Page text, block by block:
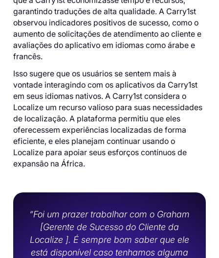
garantindo traduções de alta qualidade. A Carry1st
observou indicadores positivos de sucesso, como o
aumento de solicitações de atendimento ao cliente e
avaliações do aplicativo em idiomas como árabe e
francês.
Isso sugere que os usuários se sentem mais à
vontade interagindo com os aplicativos da Carry1st
em seus idiomas nativos. A Carry1st considera o
Localize um recurso valioso para suas necessidades
de localização. A plataforma permitiu que eles
oferecessem experiências localizadas de forma
eficiente, e eles planejam continuar usando o
Localize para apoiar seus esforços contínuos de
expansão na África.
“Foi um prazer trabalhar com o Graham
[Gerente de Sucesso do Cliente da
Localize ]. É sempre bom saber que ele
está disponível caso tenhamos alguma